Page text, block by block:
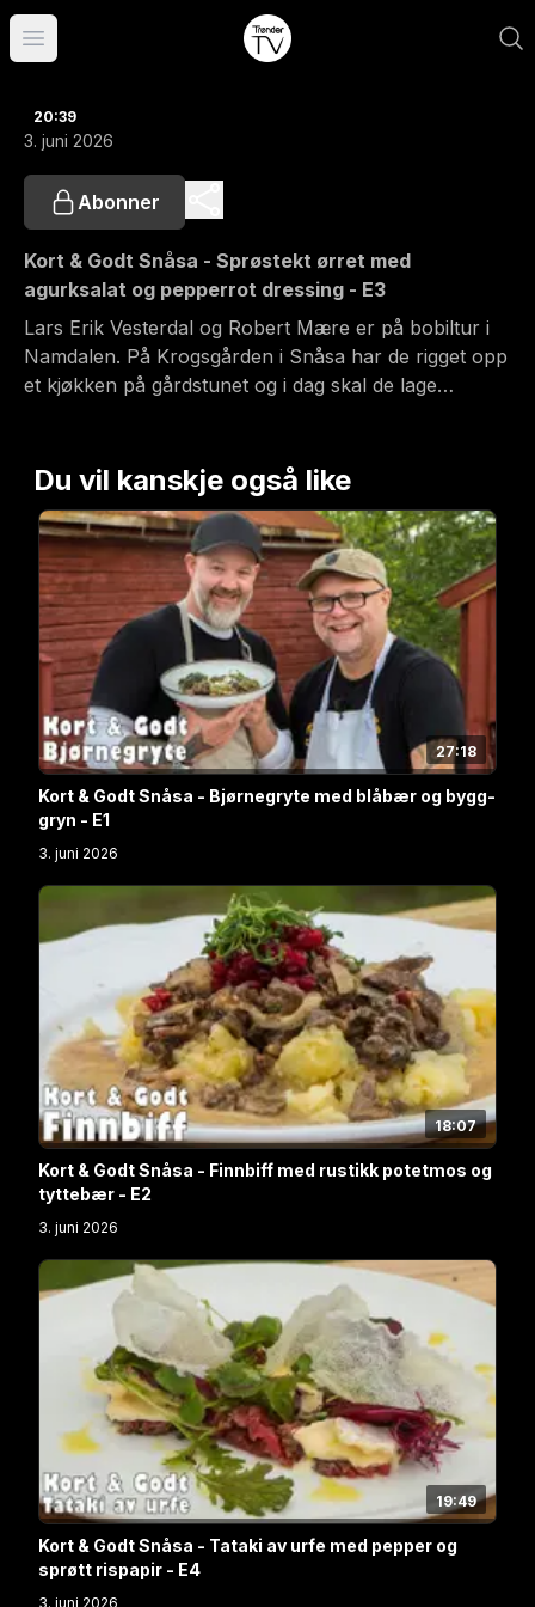
Åpne hovedmeny
20:39
3. juni 2026
Abonner
Kort & Godt Snåsa - Sprøstekt ørret med
agurksalat og pepperrot dressing - E3
Lars Erik Vesterdal og Robert Mære er på bobiltur i
Namdalen. På Krogsgården i Snåsa har de rigget opp
et kjøkken på gårdstunet og i dag skal de lage
Du vil kanskje også like
27:18
Kort & Godt Snåsa - Bjørnegryte med blåbær og bygg-
gryn - E1
3. juni 2026
18:07
Kort & Godt Snåsa - Finnbiff med rustikk potetmos og
tyttebær - E2
3. juni 2026
19:49
Kort & Godt Snåsa - Tataki av urfe med pepper og
sprøtt rispapir - E4
3. juni 2026